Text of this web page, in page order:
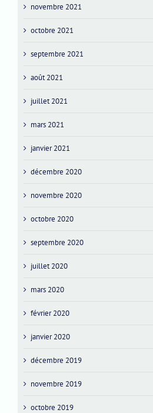
novembre 2021
octobre 2021
septembre 2021
août 2021
juillet 2021
mars 2021
janvier 2021
décembre 2020
novembre 2020
octobre 2020
septembre 2020
juillet 2020
mars 2020
février 2020
janvier 2020
décembre 2019
novembre 2019
octobre 2019